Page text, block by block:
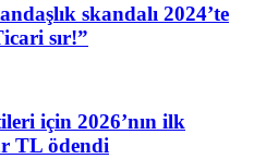
skandalı 2024’te
sır!”
için 2026’nın ilk
TL ödendi